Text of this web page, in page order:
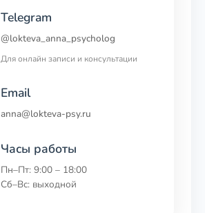
Telegram
@lokteva_anna_psycholog
Для онлайн записи и консультации
Email
anna@lokteva-psy.ru
Часы работы
Пн–Пт: 9:00 – 18:00
Сб–Вс: выходной